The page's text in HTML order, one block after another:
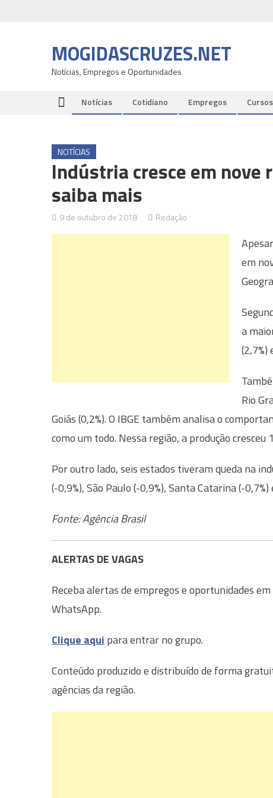
MOGIDASCRUZES.NET
Notícias, Empregos e Oportunidades
Notícias Cotidiano Empregos
NOTÍCIAS
Indústria cresce em nove
saiba mais
9 de outubro de 2018 Redação
em
a
(2,7%)
Rio
Goiás (0,2%). O IBGE também analisa o
como um todo. Nessa região, a produção cresceu
Por outro lado, seis estados tiveram queda na
(-0,9%), São Paulo (-0,9%), Santa Catarina (-0,7%)
Fonte: Agência Brasil
ALERTAS DE VAGAS
Receba alertas de empregos e oportunidades
WhatsApp.
Clique aqui para entrar no grupo.
Conteúdo produzido e distribuído de forma
agências da região.